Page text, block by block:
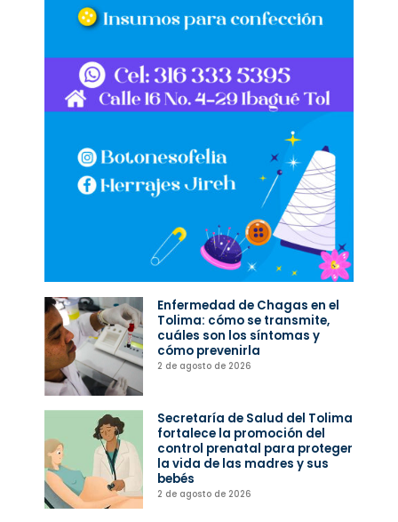
Enfermedad de Chagas en el
Tolima: cómo se transmite,
cuáles son los síntomas y
cómo prevenirla
2 de agosto de 2026
Secretaría de Salud del Tolima
fortalece la promoción del
control prenatal para proteger
la vida de las madres y sus
bebés
2 de agosto de 2026